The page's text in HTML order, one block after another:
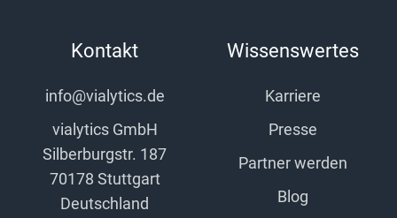
Kontakt
info@vialytics.de
vialytics GmbH
Silberburgstr. 187
70178 Stuttgart
Deutschland
Wissenswertes
Karriere
Presse
Partner werden
Blog